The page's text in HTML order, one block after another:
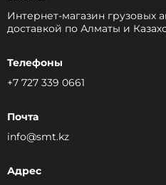
Интернет-магазин грузовых
доставкой по Алматы и
Телефоны
+7 727 339 0661
Почта
info@smt.kz
Адрес